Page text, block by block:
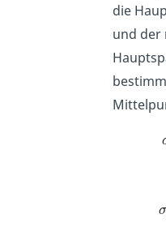
die
und der